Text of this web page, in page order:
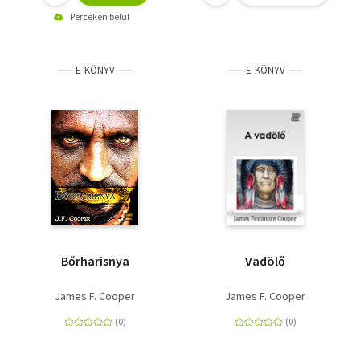
Perceken belül
E-KÖNYV
Bőrharisnya
James F. Cooper
E-KÖNYV
Vadölő
James F. Cooper